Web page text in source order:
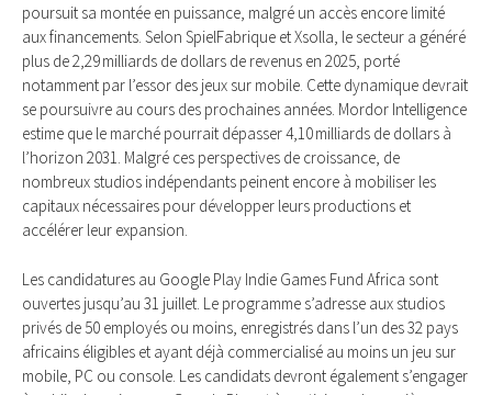
poursuit sa montée en puissance, malgré un accès encore limité
aux financements. Selon SpielFabrique et Xsolla, le secteur a généré
plus de 2,29 milliards de dollars de revenus en 2025, porté
notamment par l’essor des jeux sur mobile. Cette dynamique devrait
se poursuivre au cours des prochaines années. Mordor Intelligence
estime que le marché pourrait dépasser 4,10 milliards de dollars à
l’horizon 2031. Malgré ces perspectives de croissance, de
nombreux studios indépendants peinent encore à mobiliser les
capitaux nécessaires pour développer leurs productions et
accélérer leur expansion.
Les candidatures au Google Play Indie Games Fund Africa sont
ouvertes jusqu’au 31 juillet. Le programme s’adresse aux studios
privés de 50 employés ou moins, enregistrés dans l’un des 32 pays
africains éligibles et ayant déjà commercialisé au moins un jeu sur
mobile, PC ou console. Les candidats devront également s’engager